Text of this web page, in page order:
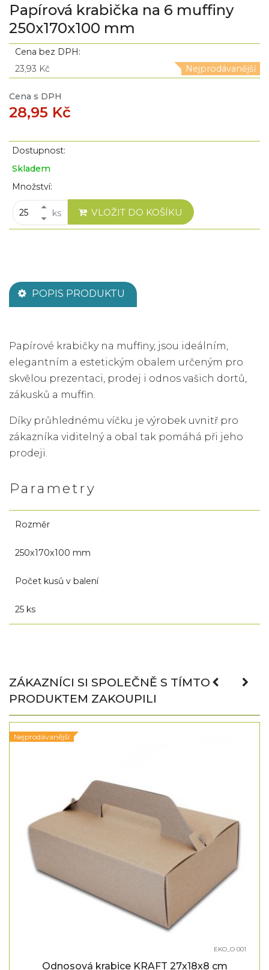
Papírová krabička na 6 muffiny
250x170x100 mm
Nejprodávanější
Cena bez DPH:
23,93 Kč
Cena s DPH
28,95 Kč
Dostupnost:
Skladem
Množství:
ks VLOŽIT DO KOŠÍKU
POPIS PRODUKTU
Papírové krabičky na muffiny, jsou ideálním,
elegantním a estetickým obalem určeným pro
skvělou prezentaci, prodej i odnos vašich dortů,
zákusků a muffin.
Díky průhlednému víčku je výrobek uvnitř pro
zákazníka viditelný a obal tak pomáhá při jeho
prodeji.
Parametry
Rozměr
250x170x100 mm
Počet kusů v balení
25 ks
ZÁKAZNÍCI SI SPOLEČNĚ S TÍMTO
PRODUKTEM ZAKOUPILI
Nejprodávanější
EKO_O 001
Odnosová krabice KRAFT 27x18x8 cm